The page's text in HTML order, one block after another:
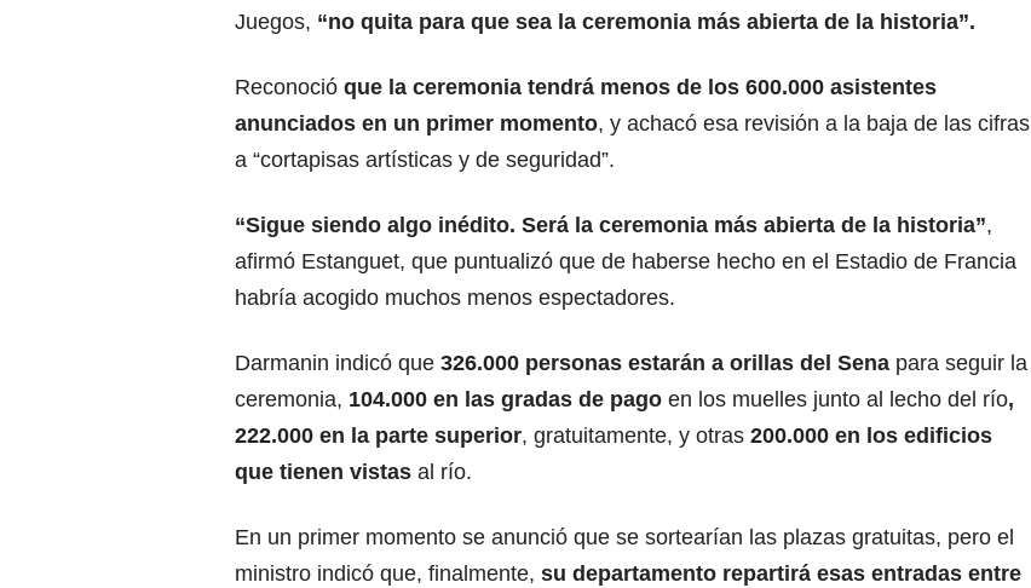
Juegos, “no quita para que sea la ceremonia más abierta de la historia”.
Reconoció que la ceremonia tendrá menos de los 600.000 asistentes
anunciados en un primer momento, y achacó esa revisión a la baja de las cifras
a “cortapisas artísticas y de seguridad”.
“Sigue siendo algo inédito. Será la ceremonia más abierta de la historia”,
afirmó Estanguet, que puntualizó que de haberse hecho en el Estadio de Francia
habría acogido muchos menos espectadores.
Darmanin indicó que 326.000 personas estarán a orillas del Sena para seguir la
ceremonia, 104.000 en las gradas de pago en los muelles junto al lecho del río,
222.000 en la parte superior, gratuitamente, y otras 200.000 en los edificios
que tienen vistas al río.
En un primer momento se anunció que se sortearían las plazas gratuitas, pero el
ministro indicó que, finalmente, su departamento repartirá esas entradas entre